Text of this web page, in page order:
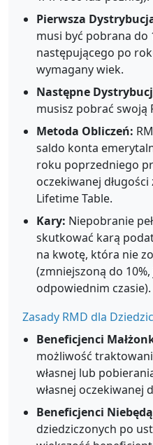
Pierwsza
musi być pobrana do
następującego po
wymagany wiek.
Następne
musisz pobrać swoją
Metoda Obliczeń:
saldo konta
roku poprzedniego
oczekiwanej
Lifetime Table.
Kary: Niepobranie
skutkować karą
na kwotę, która nie
(zmniejszoną do
odpowiednim czasie).
Zasady RMD dla
Beneficjenci
możliwość
własnej lub
własnej oczekiwanej
Beneficjenci
dziedziczonych po